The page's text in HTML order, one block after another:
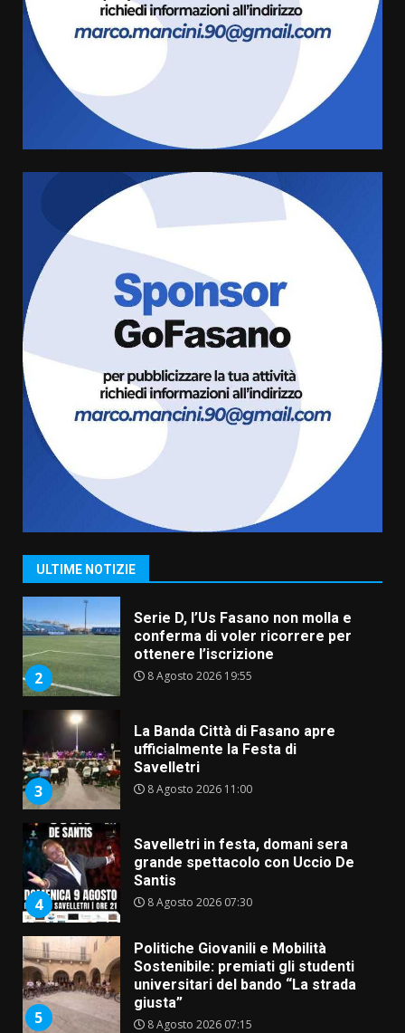
ULTIME NOTIZIE
Savelletri in festa, domani sera
grande spettacolo con Uccio De
Santis
Sostenibile: premiati gli studenti
universitari del bando “La strada
giusta”
8 Agosto 2026 07:15
“I Contestatori: Musica di
Rivoluzione”: nuovo
appuntamento con “Fasano in
Banda”
7 Agosto 2026 06:05
US Fasano, Scianaro: “Profonda
amarezza per esclusione dal
campionato di calcio”
7 Agosto 2026 06:00
1
Grande successo per la “Sagra
del Pesce Spada” a Savelletri
9 Agosto 2026 07:32
2
Serie D, l’Us Fasano non molla e
conferma di voler ricorrere per
ottenere l’iscrizione
8 Agosto 2026 19:55
3
La Banda Città di Fasano apre
ufficialmente la Festa di
Savelletri
8 Agosto 2026 11:00
4
Savelletri in festa, domani sera
grande spettacolo con Uccio De
Santis
8 Agosto 2026 07:30
5
Politiche Giovanili e Mobilità
Sostenibile: premiati gli studenti
universitari del bando “La strada
giusta”
8 Agosto 2026 07:15